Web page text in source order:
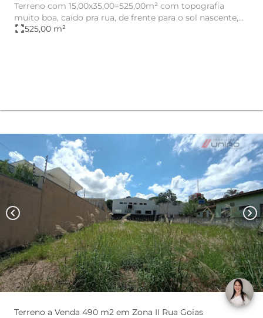
Terreno com 15,00x35,00=525,00m² com topografia
muito boa, caído pra rua, de frente para o sol nascente,
localizado na A...
fullscreen525,00 m²
chevron_left chevron_right
Terreno a Venda 490 m2 em Zona II Rua Goias